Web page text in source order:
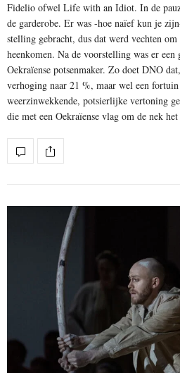
Fidelio ofwel Life with an Idiot. In de
de garderobe. Er was -hoe naïef kun je
stelling gebracht, dus dat werd vechten om
heenkomen. Na de voorstelling was er een
Oekraïense potsenmaker. Zo doet DNO
verhoging naar 21 %, maar wel een fortuin
weerzinwekkende, potsierlijke vertoning
die met een Oekraïense vlag om de nek